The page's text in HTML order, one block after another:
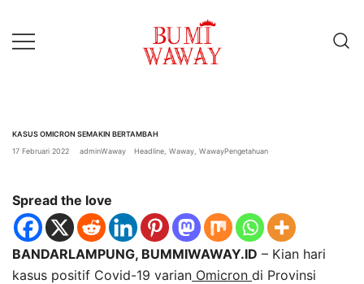
ke
konten
KASUS OMICRON SEMAKIN BERTAMBAH
17 Februari 2022
adminWaway Headline Waway WawayPengetahuan
Spread the love
BANDARLAMPUNG, BUMMIWAWAY.ID – Kian hari
kasus positif Covid-19 varian Omicron di Provinsi